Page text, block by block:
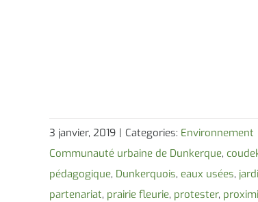
3 janvier, 2019 | Categories: Environnement
Communauté urbaine de Dunkerque,
pédagogique, Dunkerquois, eaux usées,
partenariat, prairie fleurie, protester,